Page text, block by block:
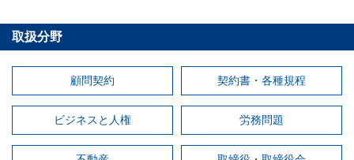
取扱分野
顧問契約 契約書・各種規程
ビジネスと人権 労務問題